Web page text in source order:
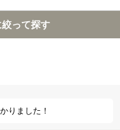
って探す
りました！